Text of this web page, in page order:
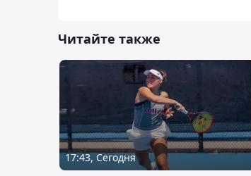
Читайте также
17:43, Сегодня